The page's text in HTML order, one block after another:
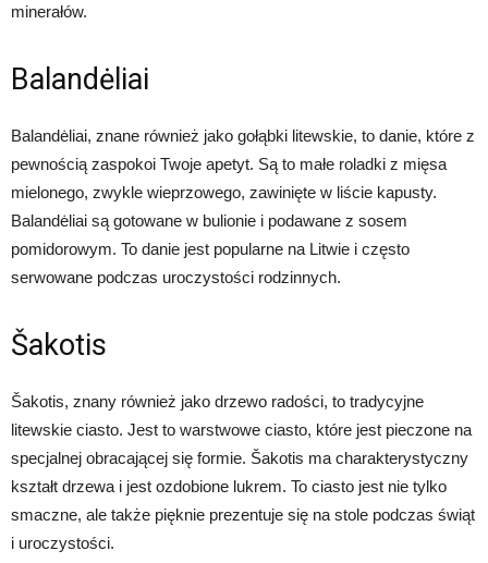
minerałów.
Balandėliai
Balandėliai, znane również jako gołąbki litewskie, to danie, które z
pewnością zaspokoi Twoje apetyt. Są to małe roladki z mięsa
mielonego, zwykle wieprzowego, zawinięte w liście kapusty.
Balandėliai są gotowane w bulionie i podawane z sosem
pomidorowym. To danie jest popularne na Litwie i często
serwowane podczas uroczystości rodzinnych.
Šakotis
Šakotis, znany również jako drzewo radości, to tradycyjne
litewskie ciasto. Jest to warstwowe ciasto, które jest pieczone na
specjalnej obracającej się formie. Šakotis ma charakterystyczny
kształt drzewa i jest ozdobione lukrem. To ciasto jest nie tylko
smaczne, ale także pięknie prezentuje się na stole podczas świąt
i uroczystości.